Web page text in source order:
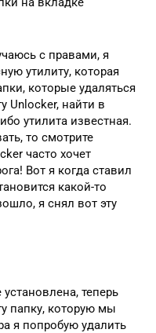
с правами, я
утилиту, которая
которые удаляться
Unlocker, найти в
утилита известная.
то смотрите
часто хочет
Вот я когда ставил
какой-то
я снял вот эту
теперь
папку, которую мы
я попробую удалить